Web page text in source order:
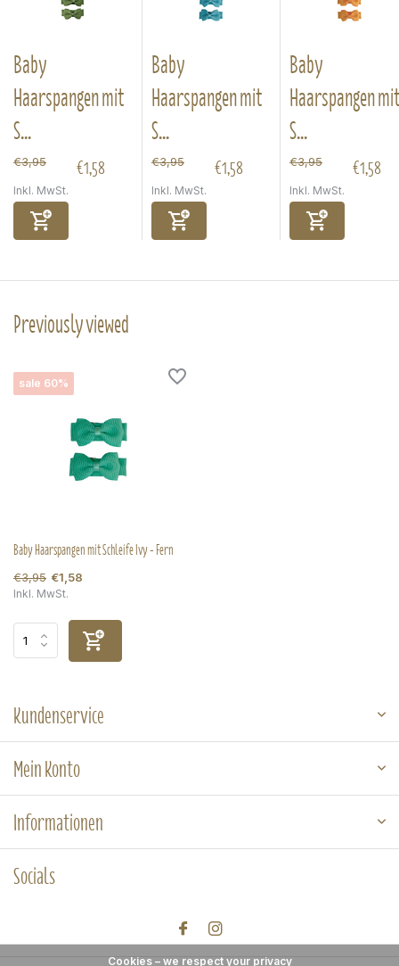
Baby
Haarspangen mit
S...
€3,95 €1,58
Inkl. MwSt.
Baby
Haarspangen mit
S...
€3,95 €1,58
Inkl. MwSt.
Baby
Haarspangen mit
S...
€3,95 €1,58
Inkl. MwSt.
Previously viewed
sale 60%
Baby Haarspangen mit Schleife Ivy - Fern
€3,95 €1,58
Inkl. MwSt.
Kundenservice
Mein Konto
Informationen
Socials
Cookies – we respect your privacy